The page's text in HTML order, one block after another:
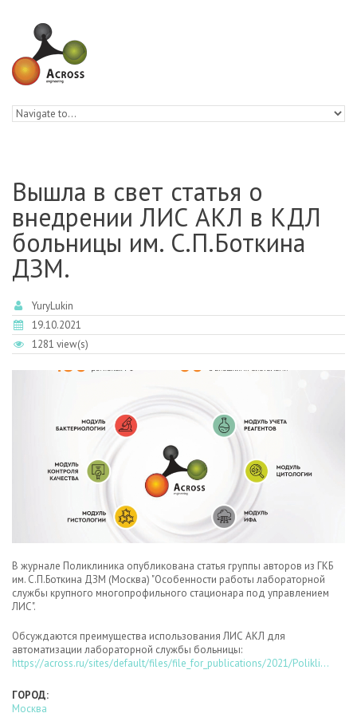
Вышла в свет статья о
внедрении ЛИС АКЛ в КДЛ
больницы им. С.П.Боткина
ДЗМ.
YuryLukin
19.10.2021
1281 view(s)
В журнале Поликлиника опубликована статья группы авторов из ГКБ
им. С.П.Боткина ДЗМ (Москва) "Особенности работы лабораторной
службы крупного многопрофильного стационара под управлением
ЛИС".
Обсуждаются преимущества использования ЛИС АКЛ для
автоматизации лабораторной службы больницы:
https://across.ru/sites/default/files/file_for_publications/2021/Polikli...
ГОРОД:
Москва